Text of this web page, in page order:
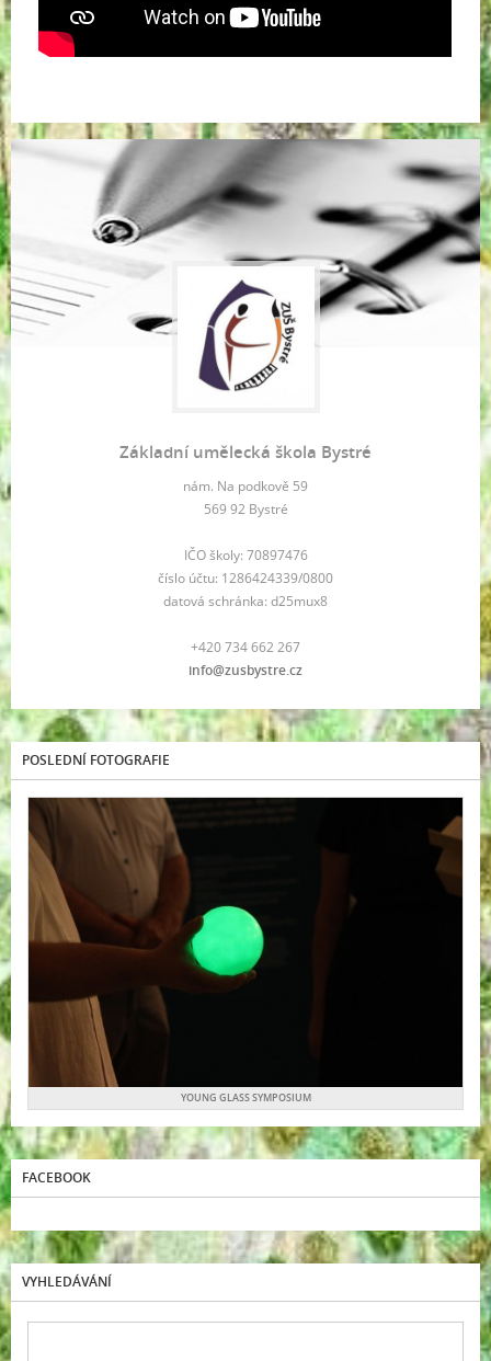
Základní umělecká škola Bystré
nám. Na podkově 59
569 92 Bystré
IČO školy: 70897476
číslo účtu: 1286424339/0800
datová schránka: d25mux8
+420 734 662 267
info@zusbystre.cz
POSLEDNÍ FOTOGRAFIE
YOUNG GLASS SYMPOSIUM
FACEBOOK
VYHLEDÁVÁNÍ